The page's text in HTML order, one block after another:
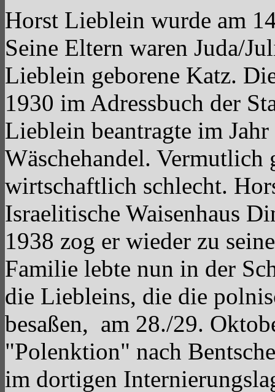
Horst Lieblein wurde am
Seine Eltern waren Juda/
Lieblein geborene Katz.
1930 im Adressbuch der
Lieblein beantragte im
Wäschehandel.
wirtschaftlich schlecht.
Israelitische Waisenhaus
1938 zog er wieder zu
Familie lebte nun in der
die Liebleins, die die
besaßen, am 28./29.
"Polenktion" nach
im dortigen